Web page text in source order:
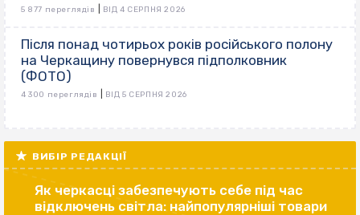
5 877 переглядів ВІД 4 СЕРПНЯ 2026
Після понад чотирьох років російського полону
на Черкащину повернувся підполковник
(ФОТО)
4 300 переглядів ВІД 5 СЕРПНЯ 2026
ВИБІР РЕДАКЦІЇ
Як черкасці забезпечують себе під час
відключень світла: найпопулярніші товари